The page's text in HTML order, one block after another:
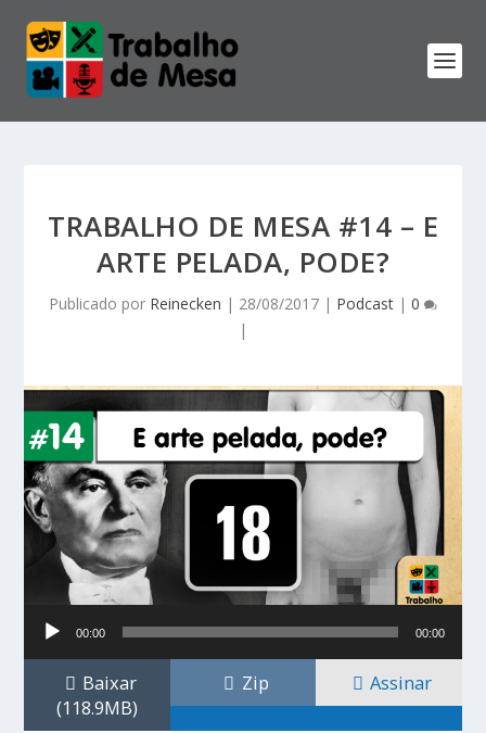
TRABALHO DE MESA #14 – E
ARTE PELADA, PODE?
Publicado por Reinecken | 28/08/2017 | Podcast | 0
|
Tocador
00:00 00:00
Baixar
(118.9MB)
Zip Assinar